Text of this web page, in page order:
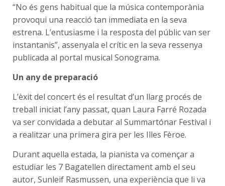
“No és gens habitual que la música contemporània
provoqui una reacció tan immediata en la seva
estrena. L’entusiasme i la resposta del públic van ser
instantanis”, assenyala el crític en la seva ressenya
publicada al portal musical Sonograma.
Un any de preparació
L’èxit del concert és el resultat d’un llarg procés de
treball iniciat l’any passat, quan Laura Farré Rozada
va ser convidada a debutar al Summartónar Festival i
a realitzar una primera gira per les Illes Fèroe.
Durant aquella estada, la pianista va començar a
estudiar les 7 Bagatellen directament amb el seu
autor, Sunleif Rasmussen, una experiència que li va